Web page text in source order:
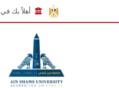
أهلاً بك